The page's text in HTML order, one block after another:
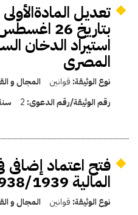
تعديل
استيراد الدخان
المصرى
نوع الوثيقة: قوانين المجال و
رقم الوثيقة/رقم الدعوى: 2
فتح اعتماد إضافى
المالية 1938/1939
نوع الوثيقة: قوانين المجال و